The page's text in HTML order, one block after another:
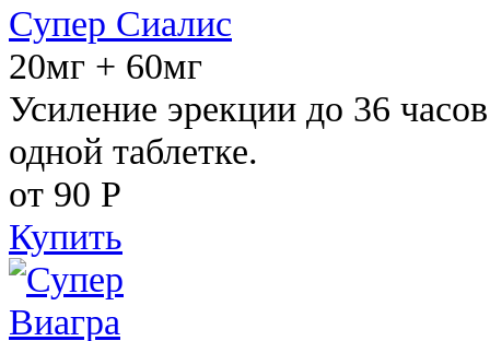
Супер Сиалис
20мг + 60мг
Усиление эрекции до 36
одной таблетке.
от 90 Р
Купить